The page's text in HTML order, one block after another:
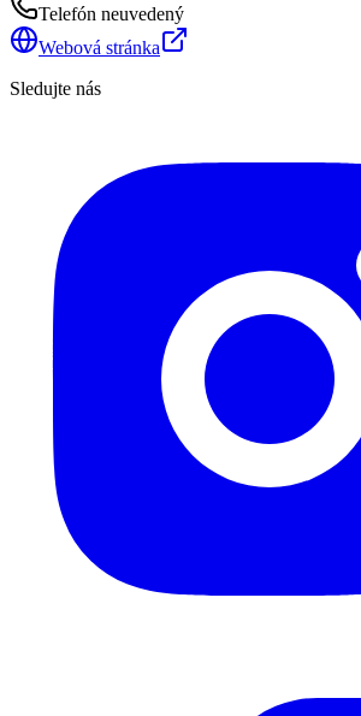
Telefón neuvedený
Webová stránka
Sledujte nás